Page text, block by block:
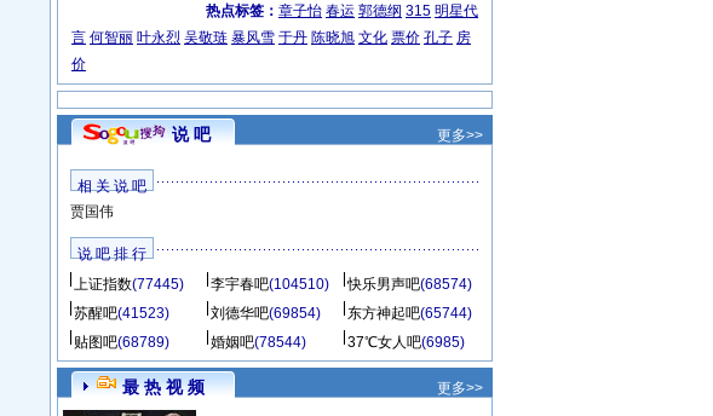
热点标签： 章子怡 春运 郭德纲 315 明星代
言 何智丽 叶永烈 吴敬琏 暴风雪 于丹 陈晓旭 文化 票价 孔子 房
价
说 吧 更多>>
相 关 说 吧
贾国伟
说 吧 排 行
上证指数(77445) 李宇春吧(104510) 快乐男声吧(68574)
苏醒吧(41523) 刘德华吧(69854) 东方神起吧(65744)
贴图吧(68789) 婚姻吧(78544) 37℃女人吧(6985)
最 热 视 频 更多>>